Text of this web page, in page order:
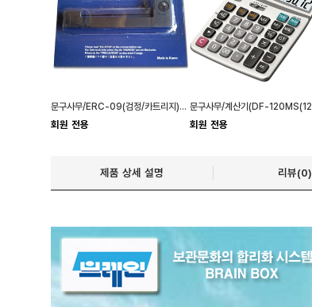
문구사무/ERC-09(검정/카트리지)X5개
회원 전용 회원 전용
제품 상세 설명 리뷰(0)